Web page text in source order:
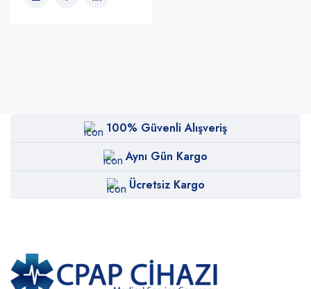
100% Güvenli Alışveriş
Aynı Gün Kargo
Ücretsiz Kargo